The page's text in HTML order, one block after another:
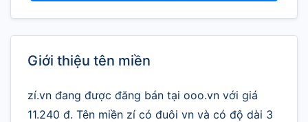
Giới thiệu tên miền
zí.vn đang được đăng bán tại ooo.vn với giá
11.240 đ. Tên miền zí có đuôi vn và có độ dài 3